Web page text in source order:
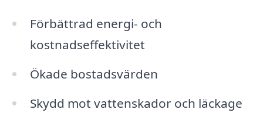
Förbättrad energi- och
kostnadseffektivitet
Ökade bostadsvärden
Skydd mot vattenskador och läckage